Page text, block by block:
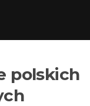
polskich